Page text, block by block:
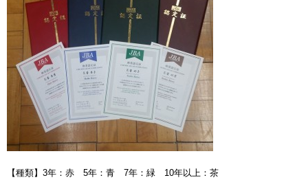
【種類】3年：赤 5年：青 7年：緑 10年以上：茶